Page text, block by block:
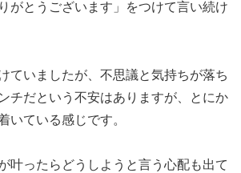
がとうございます」をつけて言い続け
ていましたが、不思議と気持ちが落ち
チだという不安はありますが、とにか
いている感じです。
叶ったらどうしようと言う心配も出て